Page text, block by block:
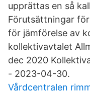
upprättas en så
Förutsättningar
för jämförelse av
kollektivavtalet
dec 2020
- 2023-04-30.
Vårdcentralen